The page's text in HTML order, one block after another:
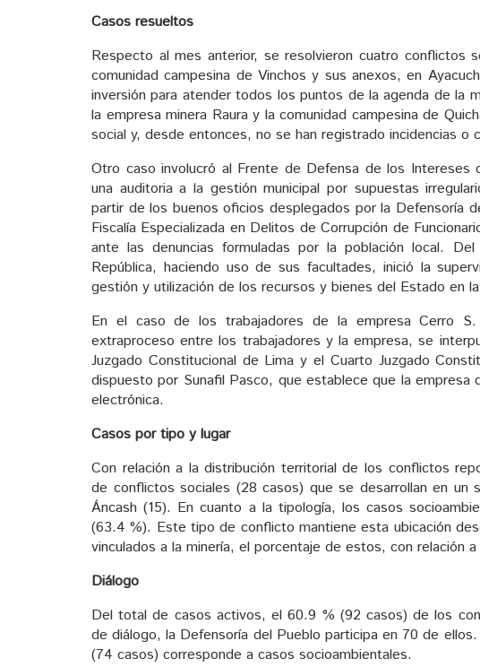
Casos resueltos
Respecto al mes anterior, se resolvieron cuatro conflictos
comunidad campesina de Vinchos y sus anexos, en
inversión para atender todos los puntos de la agenda de la
la empresa minera Raura y la comunidad campesina de
social y, desde entonces, no se han registrado incidencias
Otro caso involucró al Frente de Defensa de los
una auditoria a la gestión municipal por supuestas
partir de los buenos oficios desplegados por la Defensoría
Fiscalía Especializada en Delitos de Corrupción de
ante las denuncias formuladas por la población local.
República, haciendo uso de sus facultades, inició la
gestión y utilización de los recursos y bienes del Estado en
En el caso de los trabajadores de la empresa Cerro
extraproceso entre los trabajadores y la empresa, se
Juzgado Constitucional de Lima y el Cuarto Juzgado
dispuesto por Sunafil Pasco, que establece que la empresa
electrónica.
Casos por tipo y lugar
Con relación a la distribución territorial de los conflictos
de conflictos sociales (28 casos) que se desarrollan en un
Áncash (15). En cuanto a la tipología, los casos
(63.4 %). Este tipo de conflicto mantiene esta ubicación
vinculados a la minería, el porcentaje de estos, con relación
Diálogo
Del total de casos activos, el 60.9 % (92 casos) de los
de diálogo, la Defensoría del Pueblo participa en 70 de
(74 casos) corresponde a casos socioambientales.